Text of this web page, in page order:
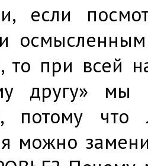
если
то при всей
другу» мы
потому что
можно